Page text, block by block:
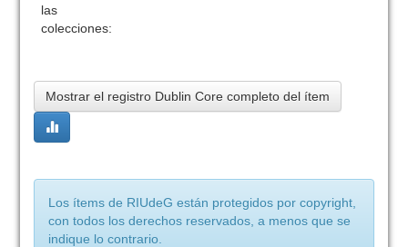
las
colecciones:
Mostrar el registro Dublin Core completo del ítem
Los ítems de RIUdeG están protegidos por copyright,
con todos los derechos reservados, a menos que se
indique lo contrario.